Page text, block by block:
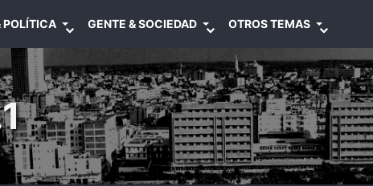
POLÍTICA GENTE & SOCIEDAD OTROS TEMAS